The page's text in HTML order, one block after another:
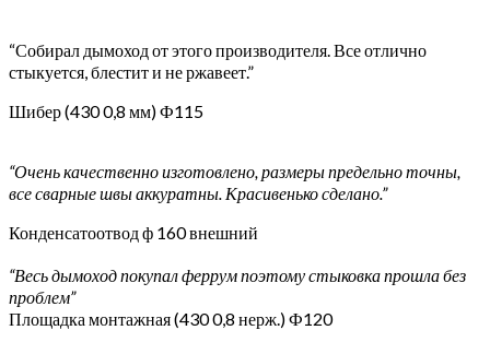
“Собирал дымоход от этого производителя. Все отлично
стыкуется, блестит и не ржавеет.”
Шибер (430 0,8 мм) Ф115
“Очень качественно изготовлено, размеры предельно точны,
все сварные швы аккуратны. Красивенько сделано.”
Конденсатоотвод ф 160 внешний
“Весь дымоход покупал феррум поэтому стыковка прошла без
проблем”
Площадка монтажная (430 0,8 нерж.) Ф120